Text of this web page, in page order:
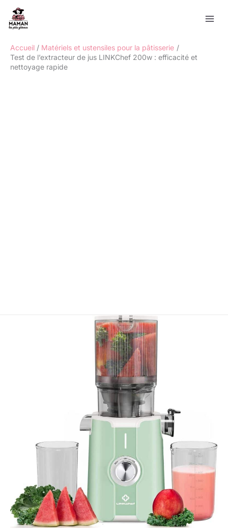
contenu
Accueil
Matériels et ustensiles pour la pâtisserie
Test de l’extracteur de jus LINKChef 200w : efficacité et
nettoyage rapide
Rechercher